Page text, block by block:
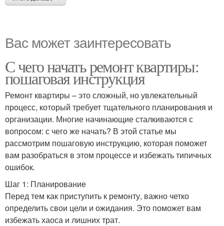
Вас может заинтересовать
С чего начать ремонт квартиры:
пошаговая инструкция
Ремонт квартиры – это сложный, но увлекательный
процесс, который требует тщательного планирования и
организации. Многие начинающие сталкиваются с
вопросом: с чего же начать? В этой статье мы
рассмотрим пошаговую инструкцию, которая поможет
вам разобраться в этом процессе и избежать типичных
ошибок.
Шаг 1: Планирование
Перед тем как приступить к ремонту, важно четко
определить свои цели и ожидания. Это поможет вам
избежать хаоса и лишних трат.